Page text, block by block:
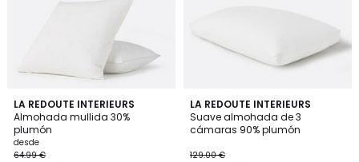
LA REDOUTE INTERIEURS
Almohada mullida 30%
plumón
desde
64.99 €
4,5
/ 5
LA REDOUTE INTERIEURS
Suave almohada de 3
cámaras 90% plumón
129.00 €
3,3
/ 5